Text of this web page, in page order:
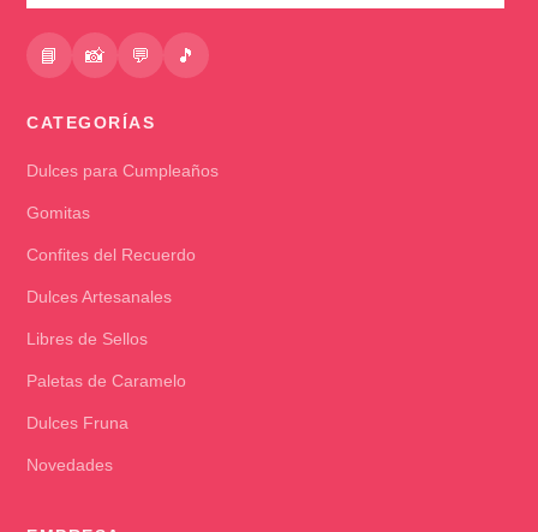
📘 📸 💬 🎵
CATEGORÍAS
Dulces para Cumpleaños
Gomitas
Confites del Recuerdo
Dulces Artesanales
Libres de Sellos
Paletas de Caramelo
Dulces Fruna
Novedades